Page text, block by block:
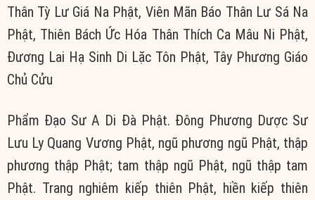
Thân Tỳ Lư Giá Na Phật, Viên Mãn Báo Thân Lư Sá Na
Phật, Thiên Bách Ức Hóa Thân Thích Ca Mâu Ni Phật,
Đương Lai Hạ Sinh Di Lặc Tôn Phật, Tây Phương Giáo
Chủ Cửu
Phẩm Đạo Sư A Di Đà Phật. Đông Phương Dược Sư
Lưu Ly Quang Vương Phật, ngũ phương ngũ Phật, thập
phương thập Phật; tam thập ngũ Phật, ngũ thập tam
Phật. Trang nghiêm kiếp thiên Phật, hiền kiếp thiên